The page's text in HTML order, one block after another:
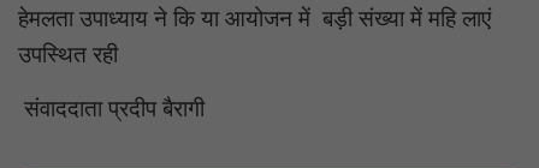
हेमलता उपाध्याय ने कि या आयोजन में बड़ी संख्या में महि लाएं
उपस्थित रही
संवाददाता प्रदीप बैरागी